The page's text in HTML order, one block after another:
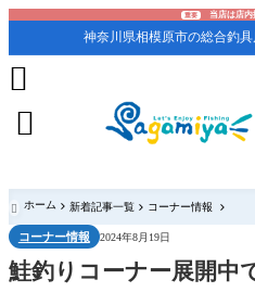
重要 当店は店内
神奈川県相模原市の総合釣具


 ホーム 新着記事一覧 コーナー情報
コーナー情報 2024年8月19日
鮭釣りコーナー展開中